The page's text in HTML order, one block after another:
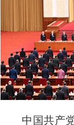
中国共产党